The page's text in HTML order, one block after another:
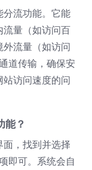
分流功能。它能
流量（如访问百
流量（如访问
道传输，确保安
访问速度的问
能？
，找到并选择
即可。系统会自